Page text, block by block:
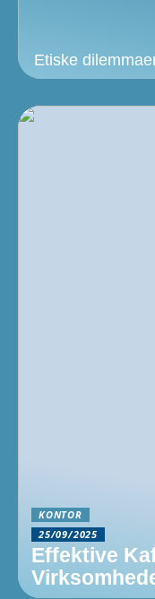
Etiske
KONTOR
25/09/2025
Effektive